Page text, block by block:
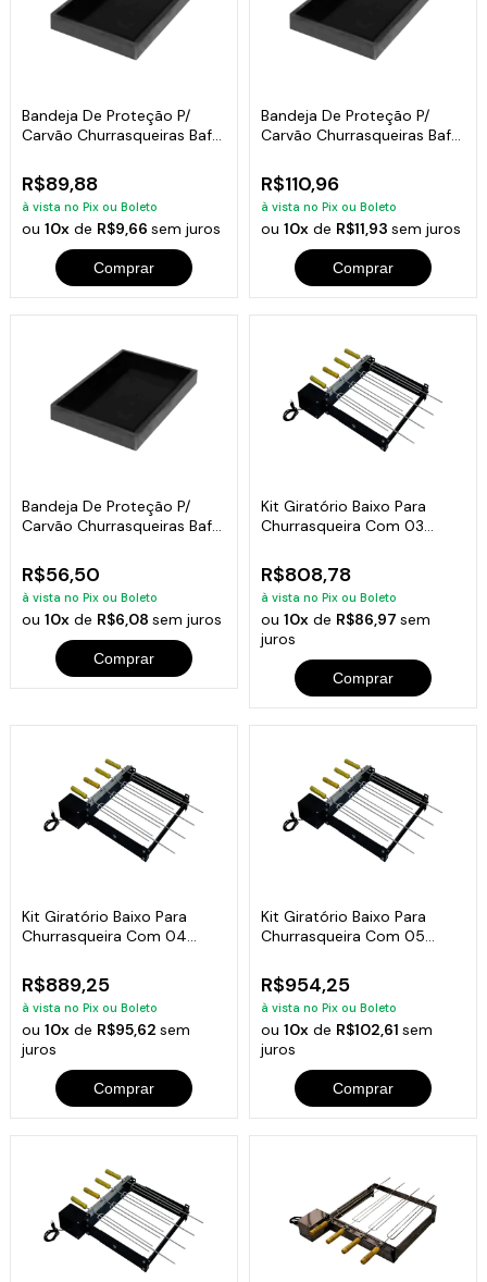
Bandeja De Proteção P/
Carvão Churrasqueiras Bafo
R$89,88
à vista no Pix ou Boleto
ou10x de R$9,66sem juros
Comprar
Bandeja De Proteção P/
Carvão Churrasqueiras Bafo
R$110,96
à vista no Pix ou Boleto
ou 10xde R$11,93 sem juros
Comprar
Bandeja De Proteção P/
Carvão Churrasqueiras Bafo
R$56,50
à vista no Pix ou Boleto
ou10x de R$6,08sem juros
Comprar
Kit Giratório Baixo Para
Churrasqueira Com 03
R$808,78
à vista no Pix ou Boleto
ou 10xde R$86,97 sem
juros
Comprar
Kit Giratório Baixo Para
Churrasqueira Com 04
R$889,25
à vista no Pix ou Boleto
ou10x de R$95,62sem
juros
Comprar
Kit Giratório Baixo Para
Churrasqueira Com 05
R$954,25
à vista no Pix ou Boleto
ou 10xde R$102,61 sem
juros
Comprar